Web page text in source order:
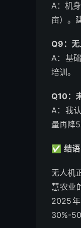
A：机
亩）。
Q9：无
A：基
培训。
Q10：
A：我
量再降
✅ 结语
无人机
慧农业
2025
30%-